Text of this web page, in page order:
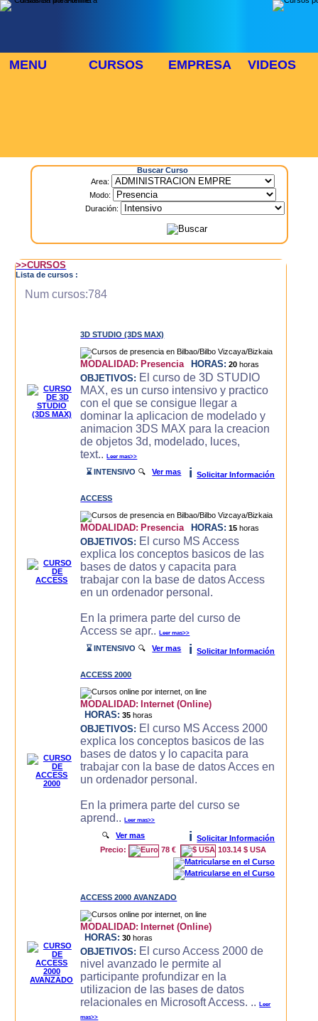
MENU CURSOS EMPRESA VIDEOS
Buscar Curso
Area:
Modo:
Duración:
>>CURSOS
Lista de cursos :
Num cursos:784
3D STUDIO (3DS MAX)
MODALIDAD: Presencia HORAS: 20 horas
OBJETIVOS: El curso de 3D STUDIO
MAX, es un curso intensivo y practico
con el que se consigue llegar a
dominar la aplicacion de modelado y
animacion 3DS MAX para la creacion
de objetos 3d, modelado, luces,
text..Leer mas>>
⌛ INTENSIVO 🔍Ver mas i Solicitar Información
ACCESS
MODALIDAD: Presencia HORAS: 15 horas
OBJETIVOS: El curso MS Access
explica los conceptos basicos de las
bases de datos y capacita para
trabajar con la base de datos Access
en un ordenador personal.
En la primera parte del curso de
Access se apr..Leer mas>>
⌛ INTENSIVO 🔍Ver mas i Solicitar Información
ACCESS 2000
MODALIDAD: Internet (Online)
HORAS: 35 horas
OBJETIVOS: El curso MS Access 2000
explica los conceptos basicos de las
bases de datos y lo capacita para
trabajar con la base de datos Acces en
un ordenador personal.
En la primera parte del curso se
aprend..Leer mas>>
🔍Ver mas i
Solicitar Información
Precio:
78 € 103.14 $ USA
ACCESS 2000 AVANZADO
MODALIDAD: Internet (Online)
HORAS: 30 horas
OBJETIVOS: El curso Access 2000 de
nivel avanzado le permite al
participante profundizar en la
utilizacion de las bases de datos
relacionales en Microsoft Access. ..Leer
mas>>